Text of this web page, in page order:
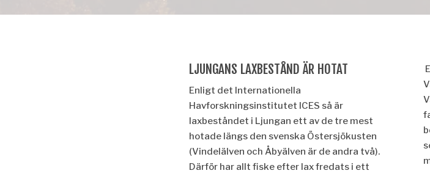
LJUNGANS LAXBESTÅND ÄR HOTAT
Enligt det Internationella
Havforskningsinstitutet ICES så är
laxbeståndet i Ljungan ett av de tre mest
hotade längs den svenska Östersjökusten
(Vindelälven och Åbyälven är de andra två).
Därför har allt fiske efter lax fredats i ett